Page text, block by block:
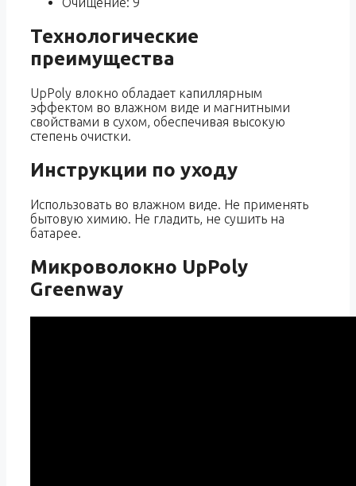
Технологические
преимущества
UpPoly влокно обладает капиллярным
эффектом во влажном виде и магнитными
свойствами в сухом, обеспечивая высокую
степень очистки.
Инструкции по уходу
Использовать во влажном виде. Не применять
бытовую химию. Не гладить, не сушить на
батарее.
Микроволокно UpPoly
Greenway